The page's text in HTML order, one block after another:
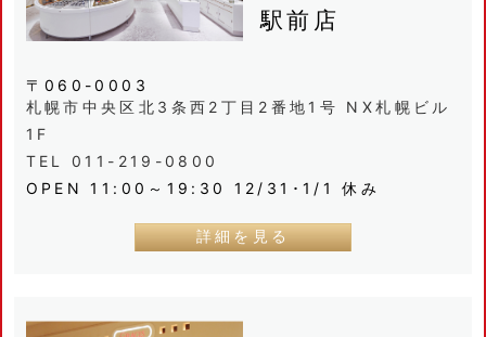
駅前店
〒060-0003
札幌市中央区北3条西2丁目2番地1号 NX札幌ビル
1F
TEL 011-219-0800
OPEN 11:00～19:30 12/31･1/1 休み
詳細を見る